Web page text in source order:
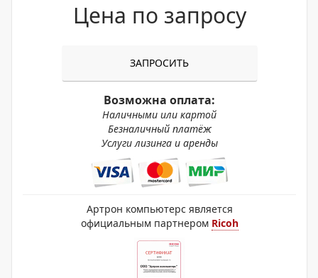
Цена по запросу
ЗАПРОСИТЬ
Возможна оплата:
Наличными или картой
Безналичный платёж
Услуги лизинга и аренды
Артрон компьютерс является
официальным партнером Ricoh